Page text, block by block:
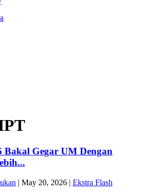
Bakal Gegar UM Dengan
| May 20, 2026| Ekstra Flash